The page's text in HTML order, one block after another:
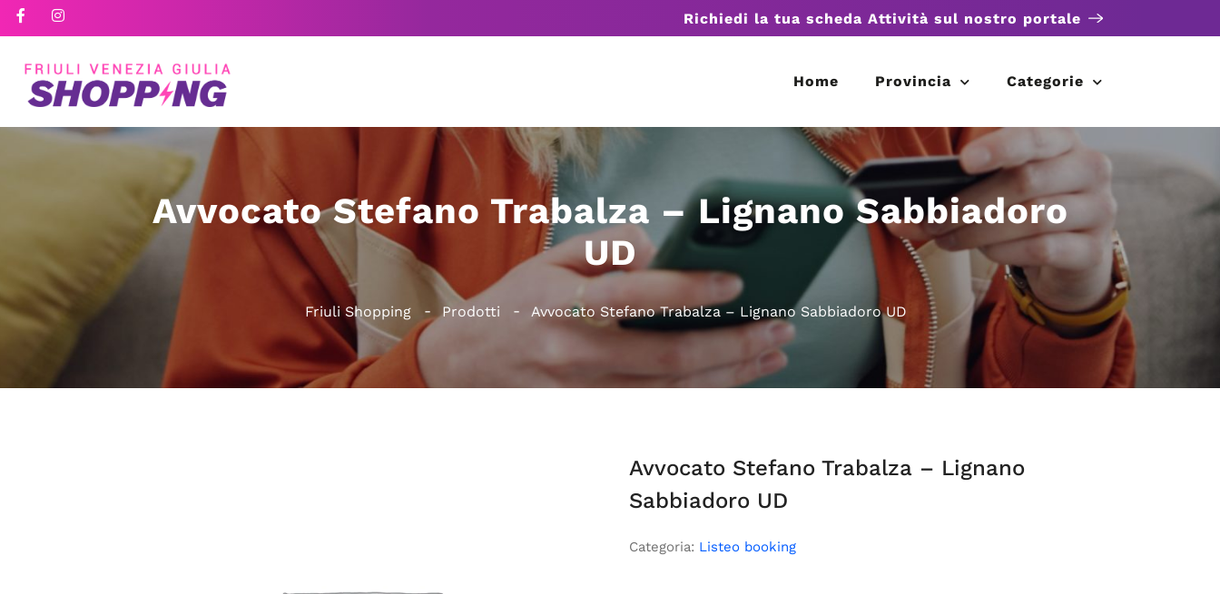
Richiedi la tua scheda Attività sul nostro portale
Home Provincia Categorie
Avvocato Stefano Trabalza – Lignano Sabbiadoro
UD
Friuli Shopping Prodotti Avvocato Stefano Trabalza – Lignano Sabbiadoro UD
Avvocato Stefano Trabalza – Lignano
Sabbiadoro UD
Categoria: Listeo booking